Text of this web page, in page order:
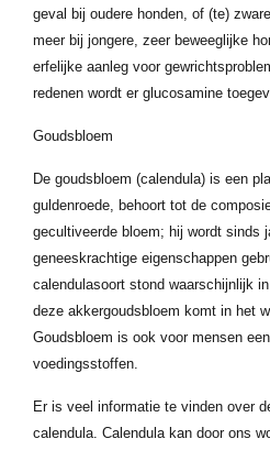
geval bij oudere honden, of (te)
meer bij jongere, zeer beweeglijke
erfelijke aanleg voor
redenen wordt er glucosamine
Goudsbloem
De goudsbloem (calendula) is een
guldenroede, behoort tot de
gecultiveerde bloem; hij wordt sinds
geneeskrachtige eigenschappen
calendulasoort stond waarschijnlijk
deze akkergoudsbloem komt in het
Goudsbloem is ook voor mensen
voedingsstoffen.
Er is veel informatie te vinden over
calendula. Calendula kan door ons